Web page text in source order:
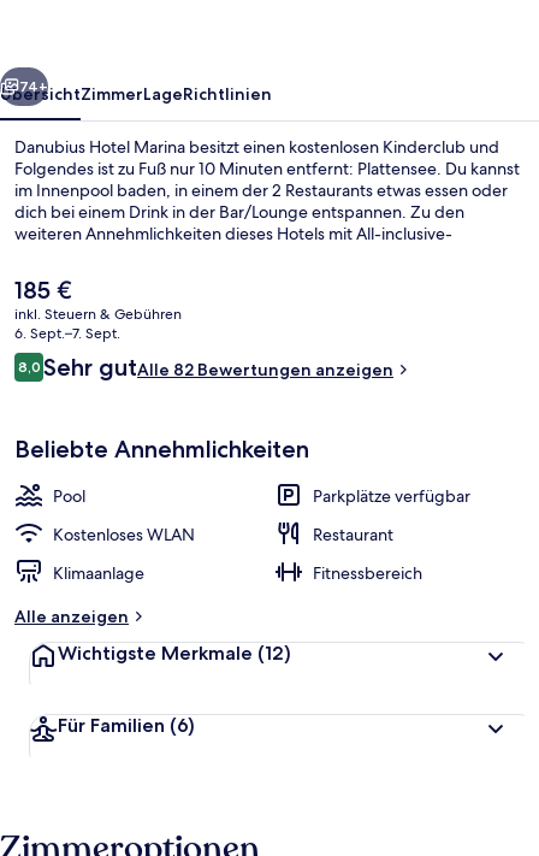
Weiter
74+
ÜbersichtZimmerLageRichtlinien
Danubius Hotel Marina besitzt einen kostenlosen Kinderclub und
Folgendes ist zu Fuß nur 10 Minuten entfernt: Plattensee. Du kannst
im Innenpool baden, in einem der 2 Restaurants etwas essen oder
dich bei einem Drink in der Bar/Lounge entspannen. Zu den
weiteren Annehmlichkeiten dieses Hotels mit All-inclusive-
Außenpool (je nach Saison geöffnet).
Der
aktuelle
Preis
beträgt
185 €.
185 €
inkl. Steuern & Gebühren
6. Sept.–7. Sept.
Bewertungen
8,08,0 von 10.
Sehr gutAlle 82 Bewertungen anzeigen
Beliebte Annehmlichkeiten
Pool
Parkplätze verfügbar
Kostenloses WLAN
Restaurant
Klimaanlage
Fitnessbereich
Alle anzeigen
Wichtigste Merkmale (12)
Für Familien (6)